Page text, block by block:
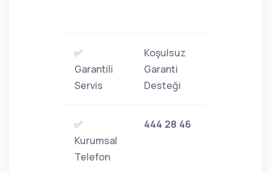
✅
Garantili
Servis
Koşulsuz
Garanti
Desteği
✅
Kurumsal
Telefon
444 28 46